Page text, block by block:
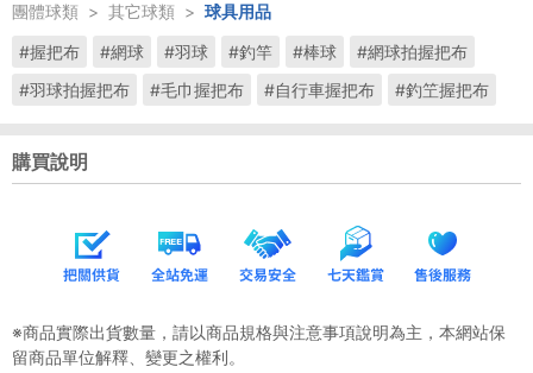
團體球類 > 其它球類 > 球具用品
#握把布
#網球 #羽球 #釣竿 #棒球
#網球拍握把布
#羽球拍握把布
#毛巾握把布 #自行車握把布 #釣笁握把布
購買說明
※商品實際出貨數量，請以商品規格與注意事項說明為主，本網站保
留商品單位解釋、變更之權利。